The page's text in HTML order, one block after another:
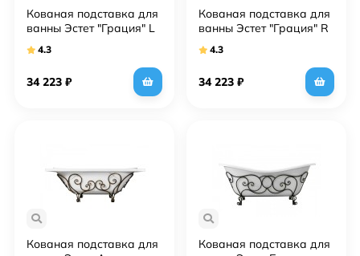
Кованая подставка для
ванны Эстет "Грация" L
4.3
34 223 ₽
Кованая подставка для
ванны Эстет "Грация" R
4.3
34 223 ₽
Кованая подставка для
Кованая подставка для